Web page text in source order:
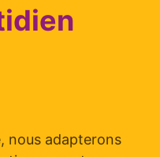
nous adapterons